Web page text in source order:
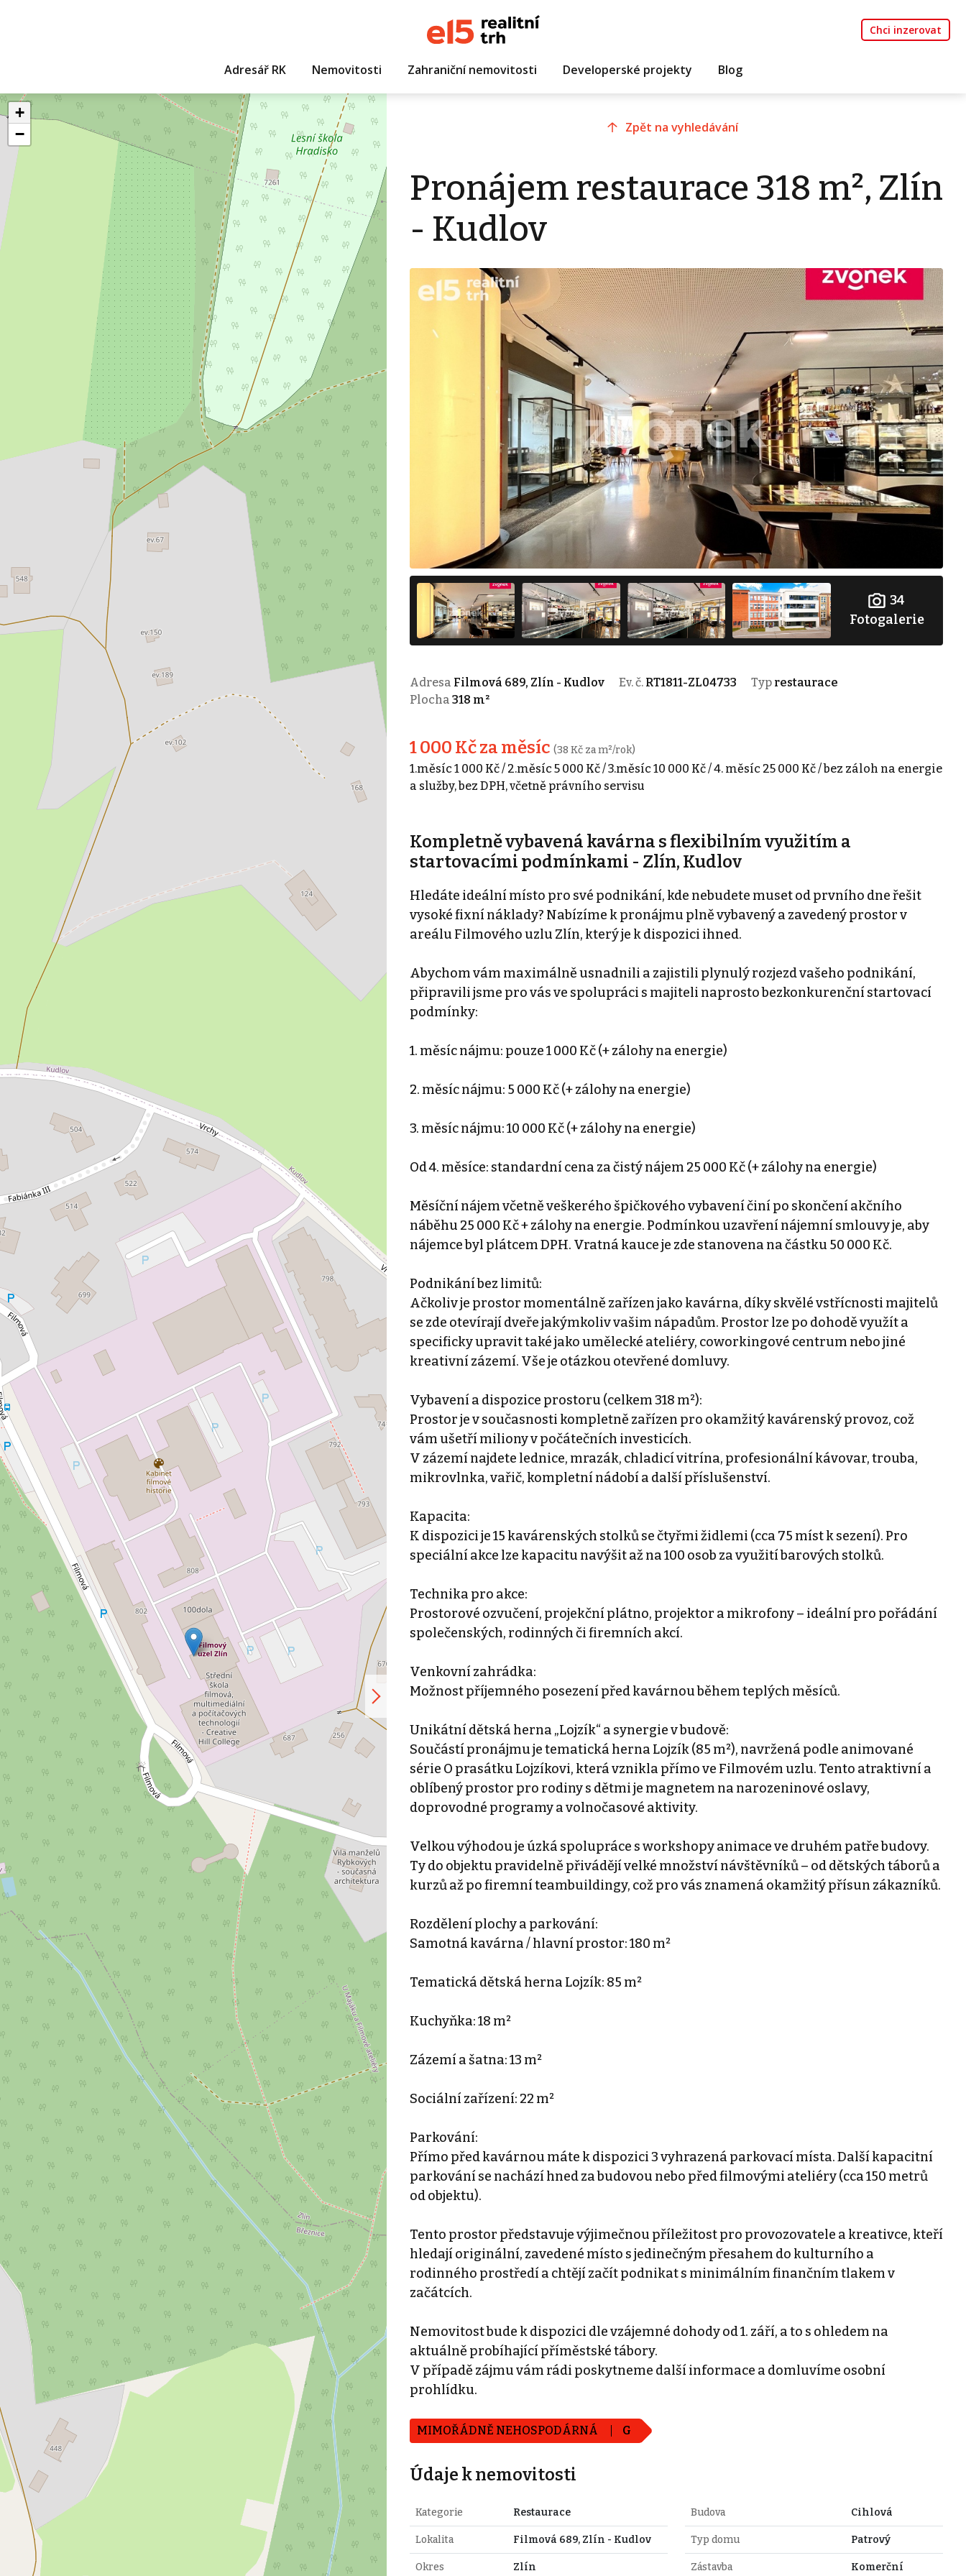
Chci inzerovat
Adresář RK Nemovitosti Zahraniční nemovitosti Developerské projekty Blog
+
−
Zpět na vyhledávání
Pronájem restaurace 318 m², Zlín
- Kudlov
34
Fotogalerie
Adresa Filmová 689, Zlín - Kudlov Ev. č. RT1811-ZL04733 Typ restaurace
Plocha 318 m²
1 000 Kč za měsíc (38 Kč za m²/rok)
1.měsíc 1 000 Kč / 2.měsíc 5 000 Kč / 3.měsíc 10 000 Kč / 4. měsíc 25 000 Kč / bez záloh na energie
a služby, bez DPH, včetně právního servisu
Kompletně vybavená kavárna s flexibilním využitím a
startovacími podmínkami - Zlín, Kudlov
Hledáte ideální místo pro své podnikání, kde nebudete muset od prvního dne řešit
vysoké fixní náklady? Nabízíme k pronájmu plně vybavený a zavedený prostor v
areálu Filmového uzlu Zlín, který je k dispozici ihned.
Abychom vám maximálně usnadnili a zajistili plynulý rozjezd vašeho podnikání,
připravili jsme pro vás ve spolupráci s majiteli naprosto bezkonkurenční startovací
podmínky:
1. měsíc nájmu: pouze 1 000 Kč (+ zálohy na energie)
2. měsíc nájmu: 5 000 Kč (+ zálohy na energie)
3. měsíc nájmu: 10 000 Kč (+ zálohy na energie)
Od 4. měsíce: standardní cena za čistý nájem 25 000 Kč (+ zálohy na energie)
Měsíční nájem včetně veškerého špičkového vybavení činí po skončení akčního
náběhu 25 000 Kč + zálohy na energie. Podmínkou uzavření nájemní smlouvy je, aby
nájemce byl plátcem DPH. Vratná kauce je zde stanovena na částku 50 000 Kč.
Podnikání bez limitů:
Ačkoliv je prostor momentálně zařízen jako kavárna, díky skvělé vstřícnosti majitelů
se zde otevírají dveře jakýmkoliv vašim nápadům. Prostor lze po dohodě využít a
specificky upravit také jako umělecké ateliéry, coworkingové centrum nebo jiné
kreativní zázemí. Vše je otázkou otevřené domluvy.
Vybavení a dispozice prostoru (celkem 318 m²):
Prostor je v současnosti kompletně zařízen pro okamžitý kavárenský provoz, což
vám ušetří miliony v počátečních investicích.
V zázemí najdete lednice, mrazák, chladicí vitrína, profesionální kávovar, trouba,
mikrovlnka, vařič, kompletní nádobí a další příslušenství.
Kapacita:
K dispozici je 15 kavárenských stolků se čtyřmi židlemi (cca 75 míst k sezení). Pro
speciální akce lze kapacitu navýšit až na 100 osob za využití barových stolků.
Technika pro akce:
Prostorové ozvučení, projekční plátno, projektor a mikrofony – ideální pro pořádání
společenských, rodinných či firemních akcí.
Venkovní zahrádka:
Možnost příjemného posezení před kavárnou během teplých měsíců.
Unikátní dětská herna „Lojzík“ a synergie v budově:
Součástí pronájmu je tematická herna Lojzík (85 m²), navržená podle animované
série O prasátku Lojzíkovi, která vznikla přímo ve Filmovém uzlu. Tento atraktivní a
oblíbený prostor pro rodiny s dětmi je magnetem na narozeninové oslavy,
doprovodné programy a volnočasové aktivity.
Velkou výhodou je úzká spolupráce s workshopy animace ve druhém patře budovy.
Ty do objektu pravidelně přivádějí velké množství návštěvníků – od dětských táborů a
kurzů až po firemní teambuildingy, což pro vás znamená okamžitý přísun zákazníků.
Rozdělení plochy a parkování:
Samotná kavárna / hlavní prostor: 180 m²
Tematická dětská herna Lojzík: 85 m²
Kuchyňka: 18 m²
Zázemí a šatna: 13 m²
Sociální zařízení: 22 m²
Parkování:
Přímo před kavárnou máte k dispozici 3 vyhrazená parkovací místa. Další kapacitní
parkování se nachází hned za budovou nebo před filmovými ateliéry (cca 150 metrů
od objektu).
Tento prostor představuje výjimečnou příležitost pro provozovatele a kreativce, kteří
hledají originální, zavedené místo s jedinečným přesahem do kulturního a
rodinného prostředí a chtějí začít podnikat s minimálním finančním tlakem v
začátcích.
Nemovitost bude k dispozici dle vzájemné dohody od 1. září, a to s ohledem na
aktuálně probíhající příměstské tábory.
V případě zájmu vám rádi poskytneme další informace a domluvíme osobní
prohlídku.
MIMOŘÁDNĚ NEHOSPODÁRNÁ G
Údaje k nemovitosti
Kategorie Restaurace
Lokalita Filmová 689, Zlín - Kudlov
Okres Zlín
Budova Cihlová
Typ domu Patrový
Zástavba Komerční